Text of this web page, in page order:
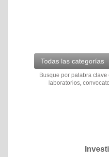
Todas las categorías
Busque por palabra
laboratorios,